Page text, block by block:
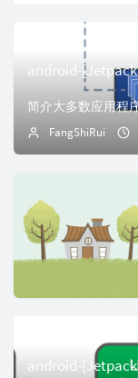
android-
FangShiRui
android-